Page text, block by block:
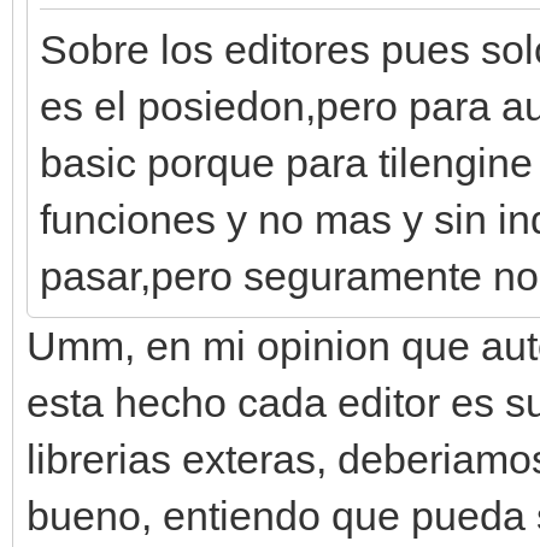
Sobre los editores pues
es el posiedon,pero para
basic porque para
funciones y no mas y sin
pasar,pero seguramente
Umm, en mi opinion que
esta hecho cada editor es
librerias exteras,
bueno, entiendo que